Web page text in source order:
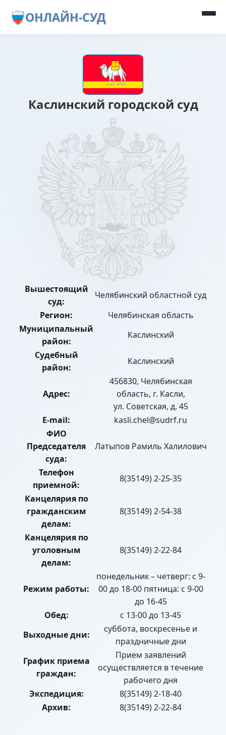
ОНЛАЙН-СУД
Каслинский городской суд
Вышестоящий
суд:
Челябинский областной суд
Регион:
Челябинская область
Муниципальный
район:
Каслинский
Судебный
район:
Каслинский
Адрес:
456830, Челябинская
область, г. Касли,
ул. Советская, д. 45
E-mail:
kasli.chel@sudrf.ru
ФИО
Председателя
суда:
Латыпов Рамиль Халилович
Телефон
приемной:
8(35149) 2-25-35
Канцелярия по
гражданским
делам:
8(35149) 2-54-38
Канцелярия по
уголовным
делам:
8(35149) 2-22-84
Режим работы:
понедельник – четверг: с 9-
00 до 18-00 пятница: с 9-00
до 16-45
Обед:
с 13-00 до 13-45
Выходные дни:
суббота, воскресенье и
праздничные дни
График приема
граждан:
Прием заявлений
осуществляется в течение
рабочего дня
Экспедиция:
8(35149) 2-18-40
Архив:
8(35149) 2-22-84